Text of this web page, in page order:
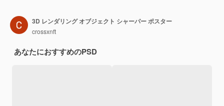
3D レンダリング オブジェクト シャーパー ポスター
crossxnft
あなたにおすすめのPSD